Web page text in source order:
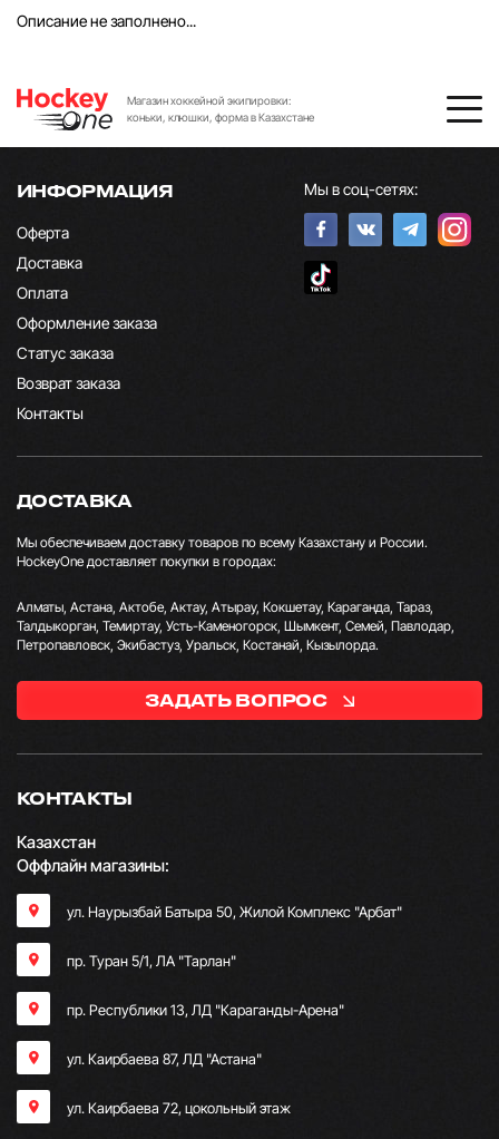
Описание не заполнено...
Магазин хоккейной экипировки:
коньки, клюшки, форма в Казахстане
ИНФОРМАЦИЯ
Оферта
Доставка
Оплата
Оформление заказа
Статус заказа
Возврат заказа
Контакты
Мы в соц-сетях:
КОНТАКТЫ
Казахстан
Оффлайн магазины:
ул. Наурызбай Батыра 50, Жилой Комплекс "Арбат"
пр. Туран 5/1, ЛА "Тарлан"
пр. Республики 13, ​ЛД "Караганды-Арена"
ул. Каирбаева 87, ЛД "Астана"
ул. Каирбаева 72, цокольный этаж
ДОСТАВКА
Мы обеспечиваем доставку товаров по всему Казахстану и России.
HockeyOne доставляет покупки в городах:
Алматы, Астана, Актобе, Актау, Атырау, Кокшетау, Караганда, Тараз,
Талдыкорган, Темиртау, Усть-Каменогорск, Шымкент, Семей, Павлодар,
Петропавловск, Экибастуз, Уральск, Костанай, Кызылорда.
ЗАДАТЬ ВОПРОС